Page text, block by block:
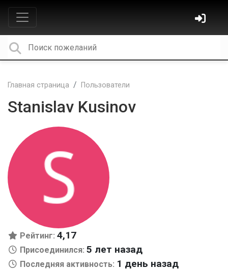
Главная страница Пользователи
Stanislav Kusinov
Рейтинг: 4,17
Присоединился: 5 лет назад
Последняя активность: 1 день назад